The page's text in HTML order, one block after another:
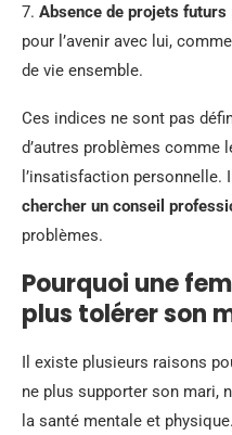
7. Absence de projets futurs
pour l’avenir avec lui,
de vie ensemble.
Ces indices ne sont pas
d’autres problèmes comme
l’insatisfaction
chercher un conseil
problèmes.
Pourquoi une
plus tolérer son
Il existe plusieurs raisons
ne plus supporter son mari,
la santé mentale et